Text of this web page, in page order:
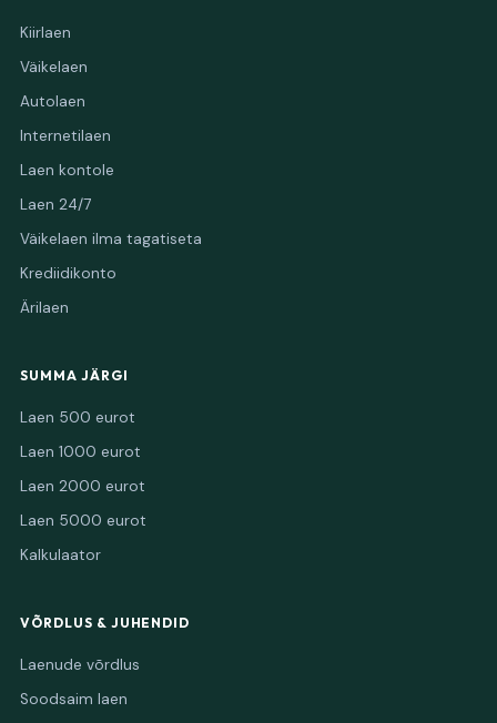
Kiirlaen
Väikelaen
Autolaen
Internetilaen
Laen kontole
Laen 24/7
Väikelaen ilma tagatiseta
Krediidikonto
Ärilaen
SUMMA JÄRGI
Laen 500 eurot
Laen 1000 eurot
Laen 2000 eurot
Laen 5000 eurot
Kalkulaator
VÕRDLUS & JUHENDID
Laenude võrdlus
Soodsaim laen